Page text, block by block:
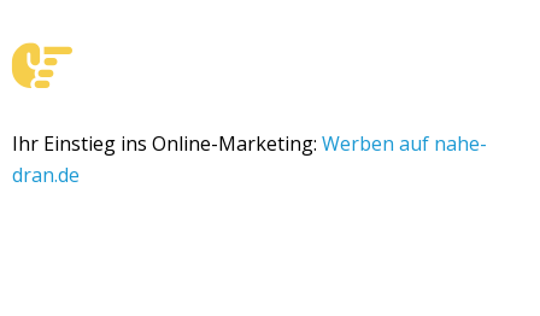
Ihr Einstieg ins Online-Marketing: Werben auf nahe-
dran.de